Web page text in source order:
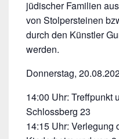
jüdischer Familien
von Stolpersteinen
durch den Künstler
werden.
Donnerstag,
14:00 Uhr: Treffpunkt
Schlossberg 23
14:15 Uhr: Verlegung